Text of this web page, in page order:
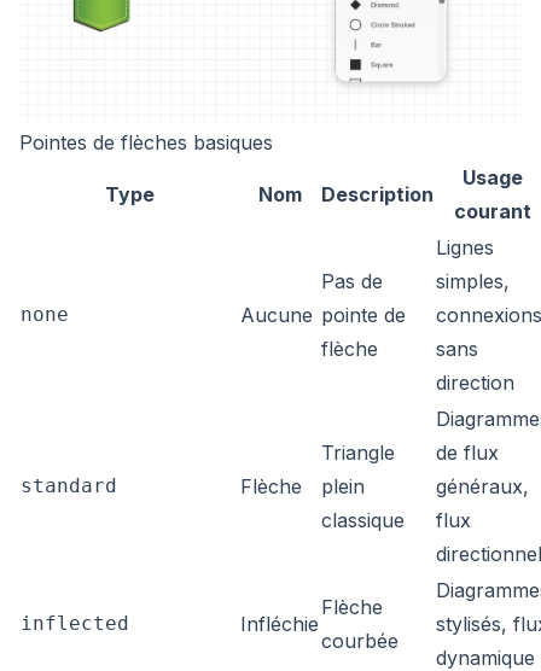
Pointes de flèches basiques
Type Nom Description
Usage
courant
none Aucune
Pas de
pointe de
flèche
Lignes
simples,
connexions
sans
direction
standard Flèche
Triangle
plein
classique
de flux
généraux,
flux
directionnel
inflected Infléchie
Flèche
courbée
stylisés,
dynamique